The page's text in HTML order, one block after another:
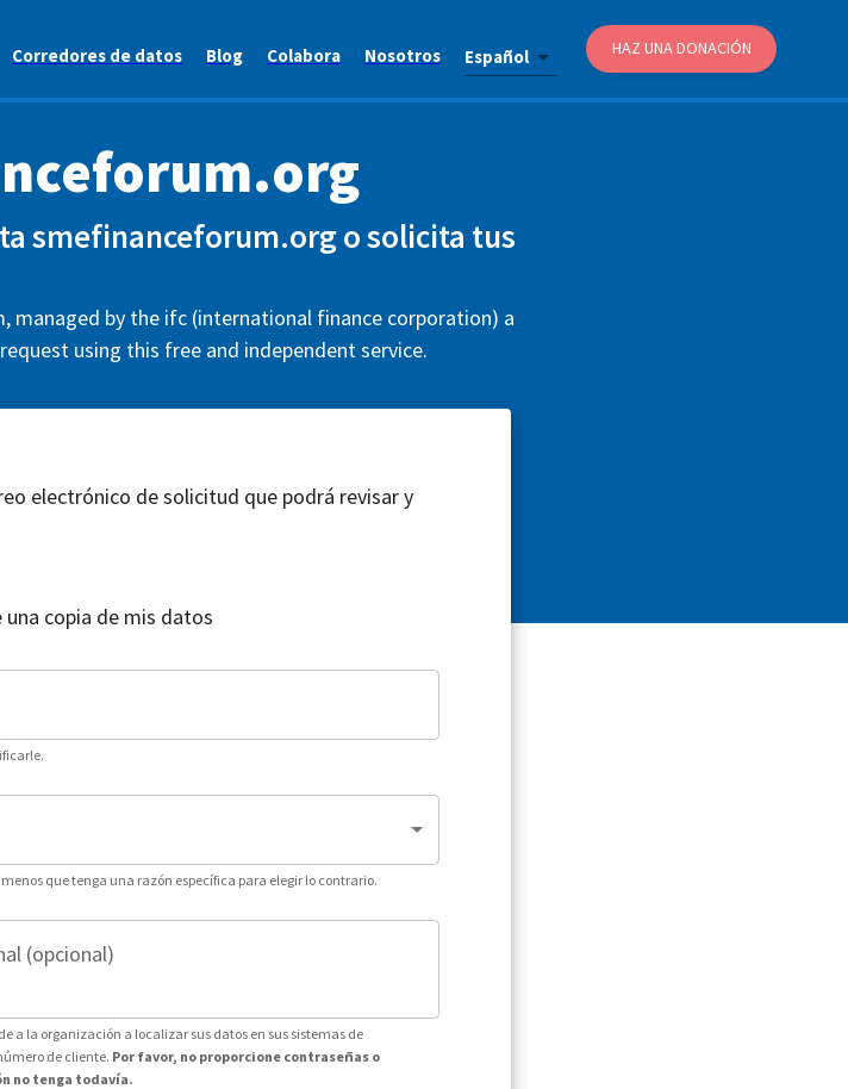
Corredores de datos Blog Colabora Nosotros Español HAZ UNA DONACIÓN
smefinanceforum.org o solicita tus
managed by the ifc (international finance corporation) a
using this free and independent service.
electrónico de solicitud que podrá revisar y
una copia de mis datos
que tenga una razón específica para elegir lo contrario.
(opcional)
a la organización a localizar sus datos en sus sistemas de
de cliente. Por favor, no proporcione contraseñas o
no tenga todavía.